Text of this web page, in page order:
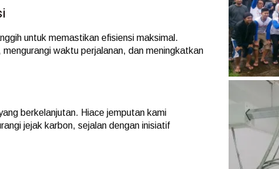
untuk memastikan efisiensi maksimal.
waktu perjalanan, dan meningkatkan
berkelanjutan. Hiace jemputan kami
jejak karbon, sejalan dengan inisiatif